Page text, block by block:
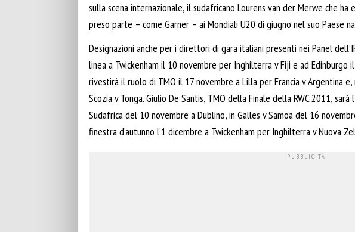
sulla scena internazionale, il sudafricano Lourens van der Merwe che ha
preso parte – come Garner – ai Mondiali U20 di giugno nel suo Paese
Designazioni anche per i direttori di gara italiani presenti nei Panel
linea a Twickenham il 10 novembre per Inghilterra v Fiji e ad Edinburgo
rivestirà il ruolo di TMO il 17 novembre a Lilla per Francia v Argentina
Scozia v Tonga. Giulio De Santis, TMO della Finale della RWC 2011,
Sudafrica del 10 novembre a Dublino, in Galles v Samoa del 16
finestra d’autunno l’1 dicembre a Twickenham per Inghilterra v Nuova